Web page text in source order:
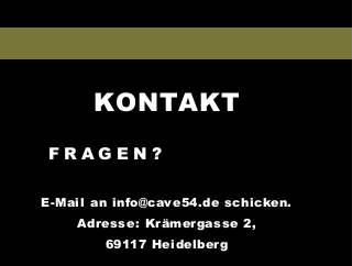
KONTAKT
FRAGEN?
E-Mail an info@cave54.de schicken.
Adresse: Krämergasse 2,
69117 Heidelberg